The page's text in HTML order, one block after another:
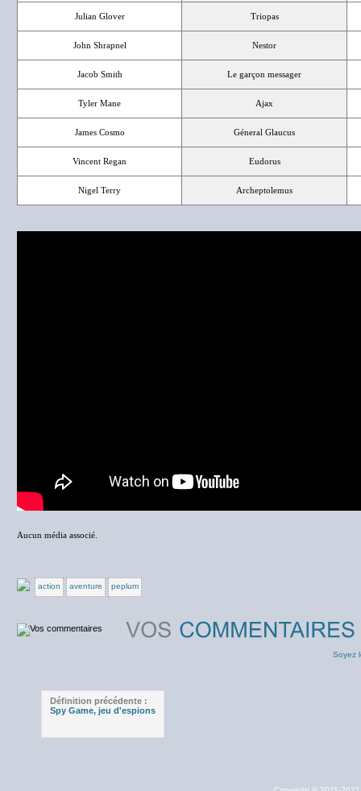
Julian Glover Triopas
John Shrapnel Nestor
Jacob Smith Le garçon messager
Tyler Mane Ajax
James Cosmo Géneral Glaucus
Vincent Regan Eudorus
Nigel Terry Archeptolemus
Aucun média associé.
action aventure peplum
Soyez
Définition précédente :
Spy Game, jeu d'espions